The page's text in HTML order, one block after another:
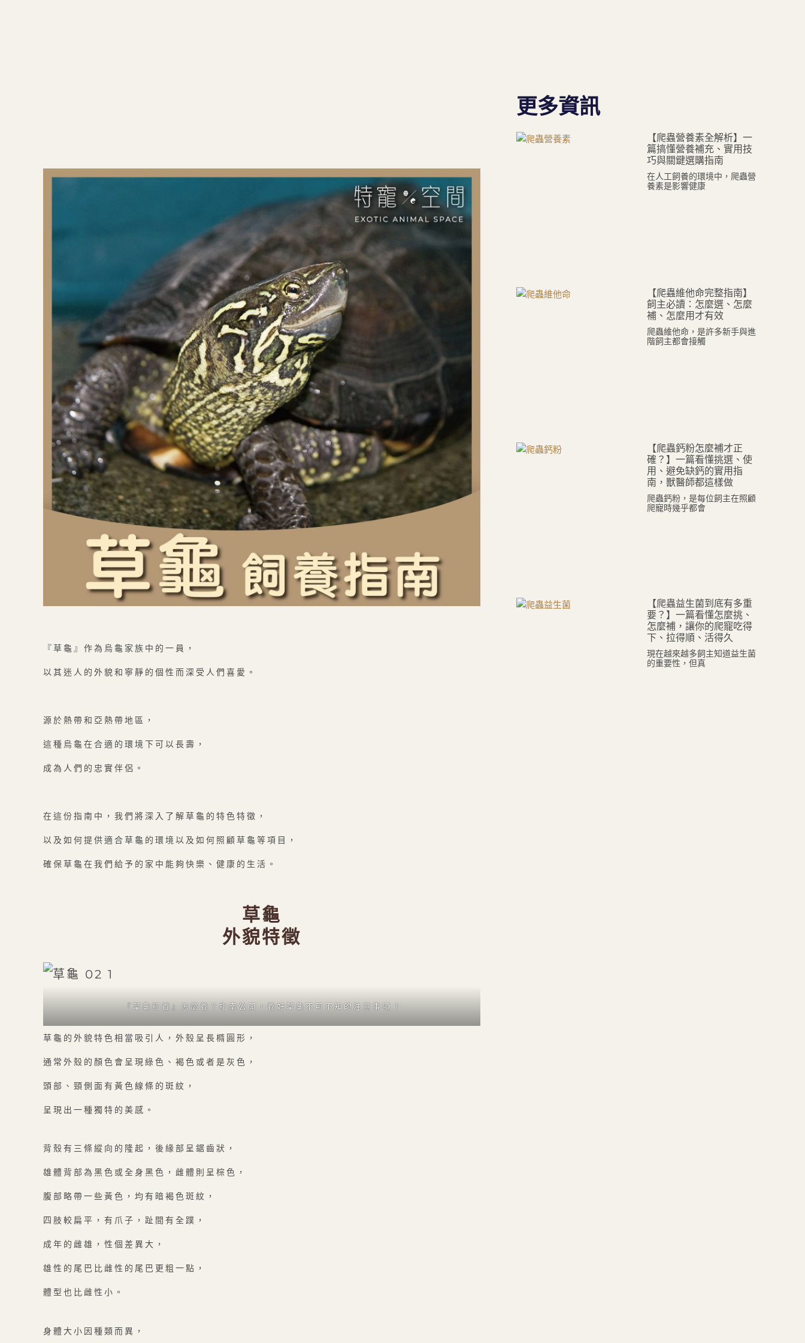
『草龜』作為烏龜家族中的一員，
以其迷人的外貌和寧靜的個性而深受人們喜愛。
源於熱帶和亞熱帶地區，
這種烏龜在合適的環境下可以長壽，
成為人們的忠實伴侶。
在這份指南中，我們將深入了解草龜的特色特徵，
以及如何提供適合草龜的環境以及如何照顧草龜等項目，
確保草龜在我們給予的家中能夠快樂、健康的生活。
草龜
外貌特徵
『草龜飼養』怎麼養？指南公開，養好草龜不可不知的注意事項 1
草龜的外貌特色相當吸引人，外殼呈長橢圓形，
通常外殼的顏色會呈現綠色、褐色或者是灰色，
頭部、頸側面有黃色線條的斑紋，
呈現出一種獨特的美感。
背殼有三條縱向的隆起，後緣部呈鋸齒狀，
雄體背部為黑色或全身黑色，雌體則呈棕色，
腹部略帶一些黃色，均有暗褐色斑紋，
四肢較扁平，有爪子，趾間有全蹼，
成年的雌雄，性個差異大，
雄性的尾巴比雌性的尾巴更粗一點，
體型也比雌性小。
身體大小因種類而異，
更多資訊
【爬蟲營養素全解析】一
篇搞懂營養補充、實用技
巧與關鍵選購指南
在人工飼養的環境中，爬蟲營
養素是影響健康
【爬蟲維他命完整指南】
飼主必讀：怎麼選、怎麼
補、怎麼用才有效
爬蟲維他命，是許多新手與進
階飼主都會接觸
【爬蟲鈣粉怎麼補才正
確？】一篇看懂挑選、使
用、避免缺鈣的實用指
南，獸醫師都這樣做
爬蟲鈣粉，是每位飼主在照顧
爬寵時幾乎都會
【爬蟲益生菌到底有多重
要？】一篇看懂怎麼挑、
怎麼補，讓你的爬寵吃得
下、拉得順、活得久
現在越來越多飼主知道益生菌
的重要性，但真